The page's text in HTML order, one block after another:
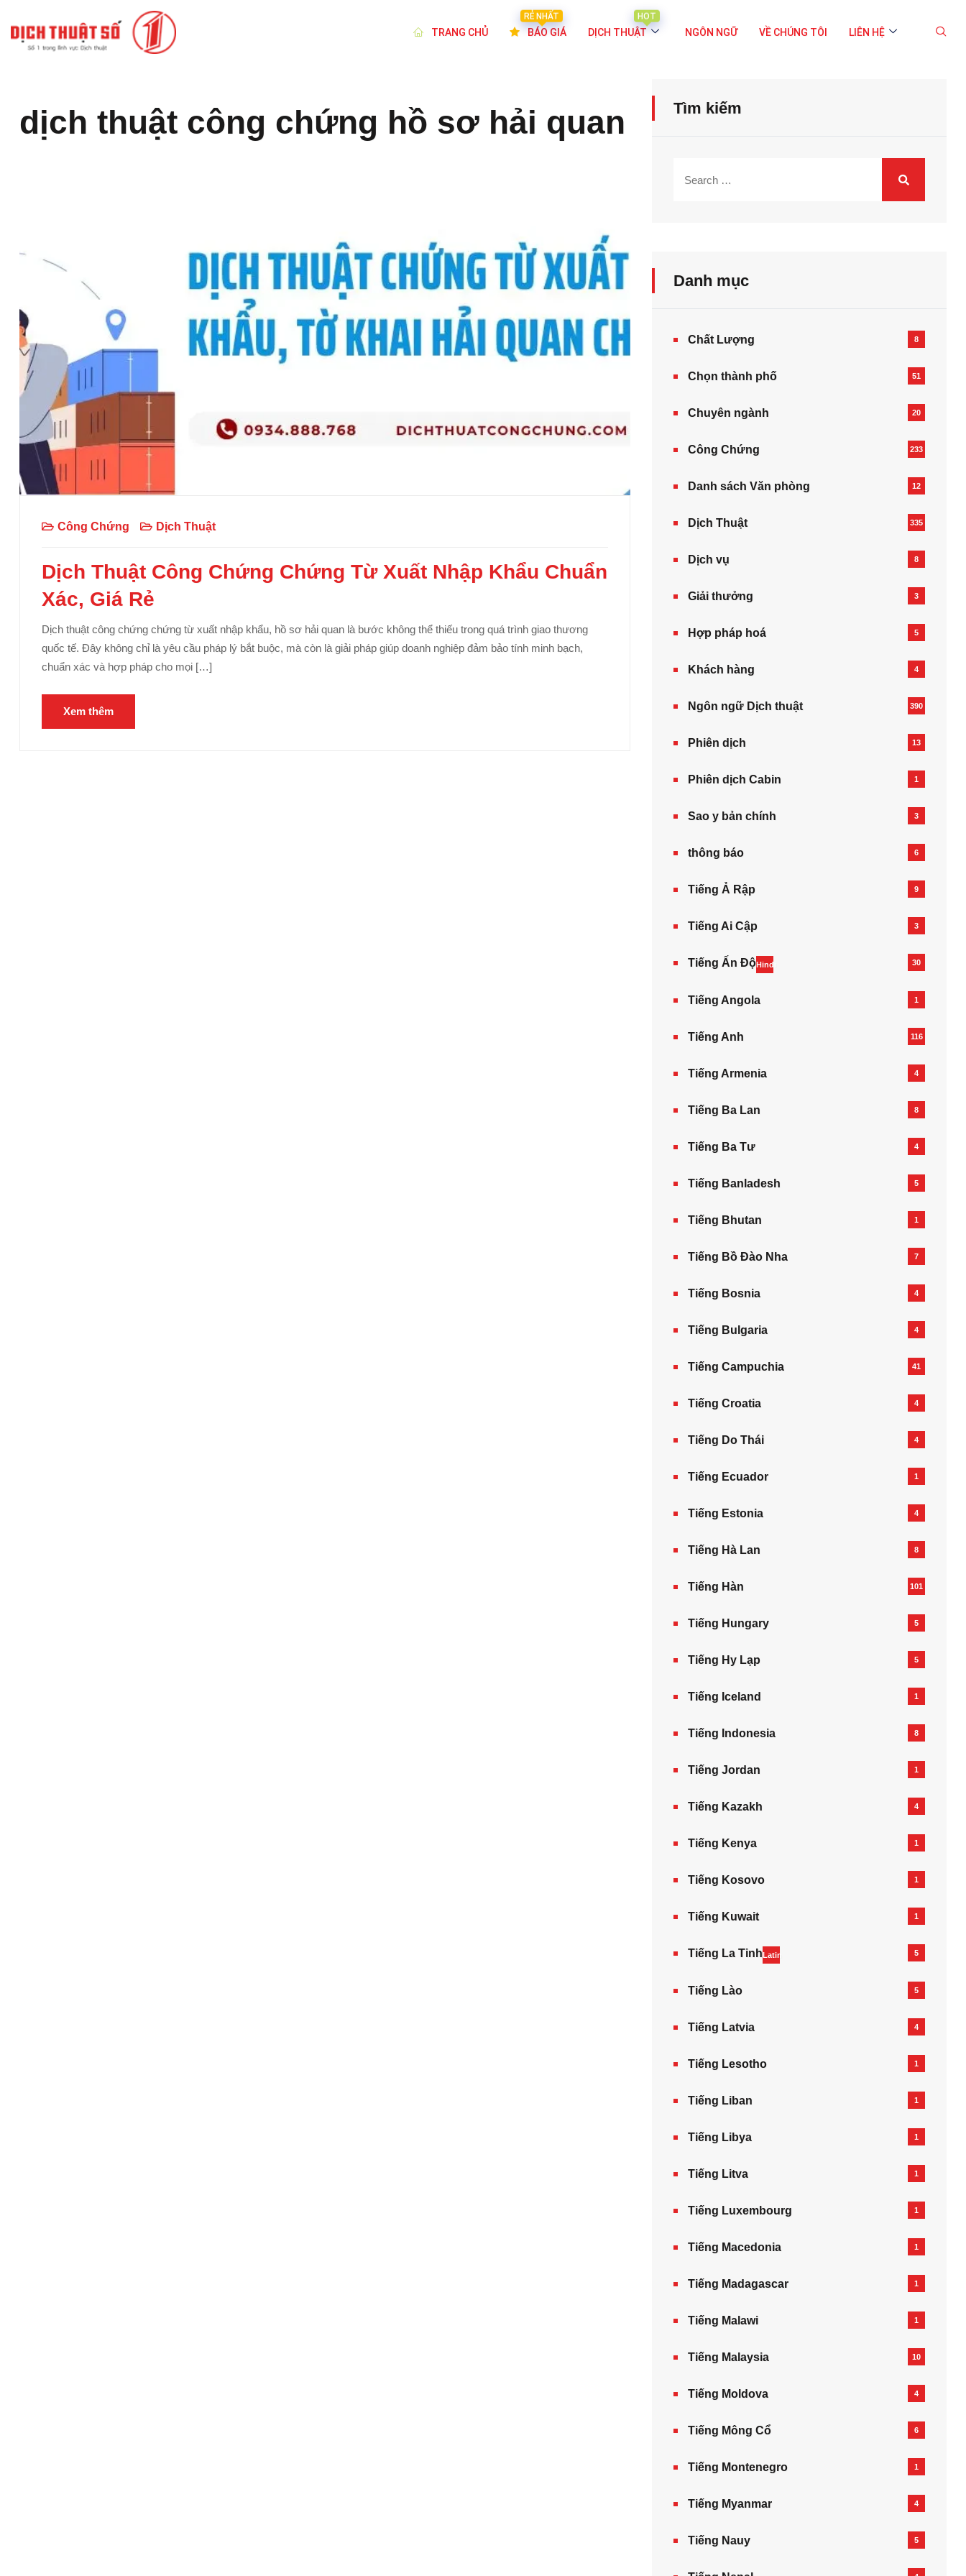
TRANG CHỦ
RẺ NHẤT
BÁO GIÁ
HOT
DỊCH THUẬT NGÔN NGỮ VỀ CHÚNG TÔI LIÊN HỆ
dịch thuật công chứng hồ sơ hải quan
Công Chứng Dịch Thuật
Dịch Thuật Công Chứng Chứng Từ Xuất Nhập Khẩu Chuẩn
Xác, Giá Rẻ
Dịch thuật công chứng chứng từ xuất nhập khẩu, hồ sơ hải quan là bước không thể thiếu trong quá trình giao thương
quốc tế. Đây không chỉ là yêu cầu pháp lý bắt buộc, mà còn là giải pháp giúp doanh nghiệp đảm bảo tính minh bạch,
chuẩn xác và hợp pháp cho mọi […]
Xem thêm
Tìm kiếm
Danh mục
Chất Lượng 8
Chọn thành phố 51
Chuyên ngành 20
Công Chứng 233
Danh sách Văn phòng 12
Dịch Thuật 335
Dịch vụ 8
Giải thưởng 3
Hợp pháp hoá 5
Khách hàng 4
Ngôn ngữ Dịch thuật 390
Phiên dịch 13
Phiên dịch Cabin 1
Sao y bản chính 3
thông báo 6
Tiếng Ả Rập 9
Tiếng Ai Cập 3
Tiếng Ấn ĐộHindi 30
Tiếng Angola 1
Tiếng Anh 116
Tiếng Armenia‎ 4
Tiếng Ba Lan 8
Tiếng Ba Tư 4
Tiếng Banladesh 5
Tiếng Bhutan 1
Tiếng Bồ Đào Nha 7
Tiếng Bosnia 4
Tiếng Bulgaria 4
Tiếng Campuchia 41
Tiếng Croatia 4
Tiếng Do Thái 4
Tiếng Ecuador 1
Tiếng Estonia 4
Tiếng Hà Lan 8
Tiếng Hàn 101
Tiếng Hungary 5
Tiếng Hy Lạp 5
Tiếng Iceland 1
Tiếng Indonesia 8
Tiếng Jordan 1
Tiếng Kazakh‎ 4
Tiếng Kenya 1
Tiếng Kosovo 1
Tiếng Kuwait 1
Tiếng La TinhLatin 5
Tiếng Lào 5
Tiếng Latvia 4
Tiếng Lesotho 1
Tiếng Liban 1
Tiếng Libya 1
Tiếng Litva 1
Tiếng Luxembourg 1
Tiếng Macedonia 1
Tiếng Madagascar 1
Tiếng Malawi 1
Tiếng Malaysia 10
Tiếng Moldova 4
Tiếng Mông Cổ 6
Tiếng Montenegro 1
Tiếng Myanmar 4
Tiếng Nauy 5